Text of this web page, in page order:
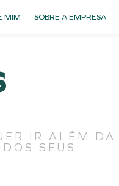
MIM SOBRE A EMPRESA
IR ALÉM DA
SEUS